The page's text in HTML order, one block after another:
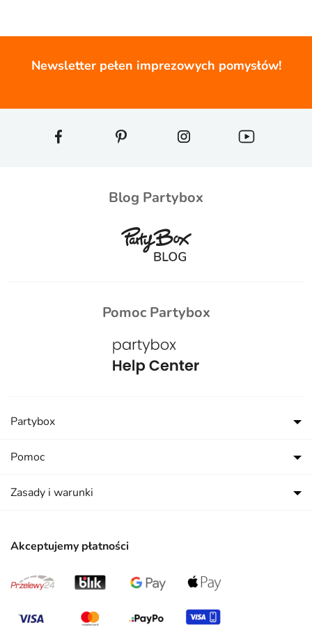
Newsletter pełen imprezowych pomysłów!
Blog Partybox
Pomoc Partybox
Akceptujemy płatności
Partybox
Pomoc
Zasady i warunki